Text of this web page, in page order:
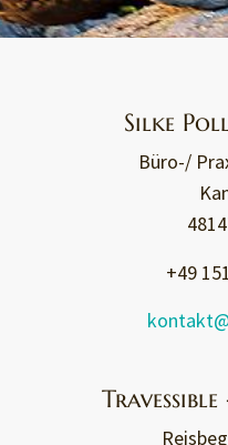
Silke
Büro-/
+49
Travessible